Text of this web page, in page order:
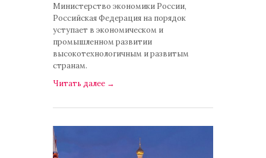
Министерство экономики России,
Российская Федерация на порядок
уступает в экономическом и
промышленном развитии
высокотехнологичным и развитым
странам.
Читать далее →